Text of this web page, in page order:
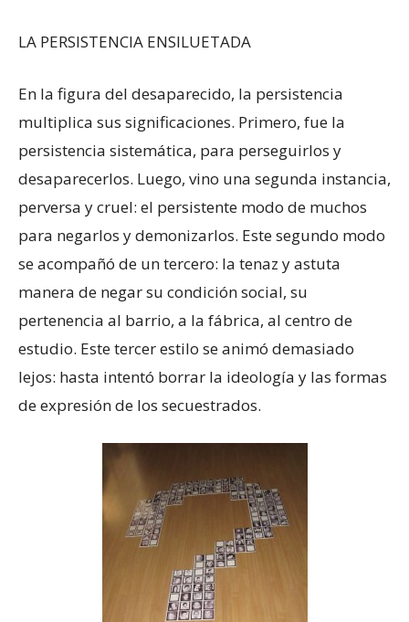
LA PERSISTENCIA ENSILUETADA
En la figura del desaparecido, la persistencia
multiplica sus significaciones. Primero, fue la
persistencia sistemática, para perseguirlos y
desaparecerlos. Luego, vino una segunda instancia,
perversa y cruel: el persistente modo de muchos
para negarlos y demonizarlos. Este segundo modo
se acompañó de un tercero: la tenaz y astuta
manera de negar su condición social, su
pertenencia al barrio, a la fábrica, al centro de
estudio. Este tercer estilo se animó demasiado
lejos: hasta intentó borrar la ideología y las formas
de expresión de los secuestrados.